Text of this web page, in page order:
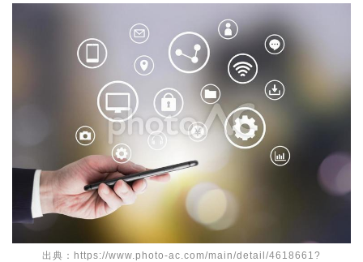
出典：https://www.photo-ac.com/main/detail/4618661?